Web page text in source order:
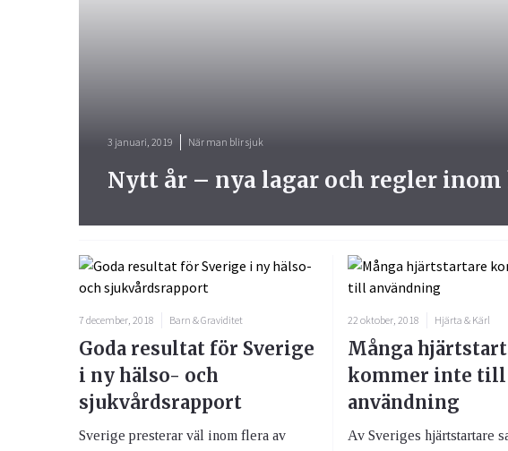
3 januari, 2019 När man blir sjuk
Nytt år – nya lagar och regler
7 december, 2018 Barn & Graviditet
Goda resultat för Sverige
i ny hälso- och
sjukvårdsrapport
Sverige presterar väl inom flera av
22 oktober, 2018 Hjärta & Kärl
Många
kommer inte till
användning
Av Sveriges hjärtstartare